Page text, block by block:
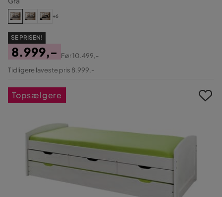
+6
SE PRISEN!
Pris
8.999,-
Original
Før10.499,-
Tidligere laveste pris 8.999,-
Topsælgere